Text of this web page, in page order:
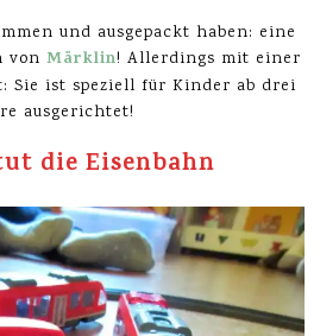
und ausgepackt haben: eine
von Märklin! Allerdings mit einer
Sie ist speziell für Kinder ab drei
ausgerichtet!
die Eisenbahn